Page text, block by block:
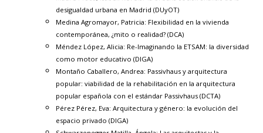
desigualdad urbana en Madrid (DUyOT)
Medina Agromayor, Patricia: Flexibilidad en la vivienda
contemporánea, ¿mito o realidad? (DCA)
Méndez López, Alicia: Re-Imaginando la ETSAM: la diversidad
como motor educativo (DIGA)
Montaño Caballero, Andrea: Passivhaus y arquitectura
popular: viabilidad de la rehabilitación en la arquitectura
popular española con el estándar Passivhaus (DCTA)
Pérez Pérez, Eva: Arquitectura y género: la evolución del
espacio privado (DIGA)